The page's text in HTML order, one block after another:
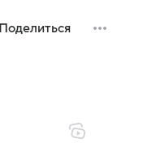
Поделиться